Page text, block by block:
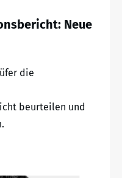
Neue
die
beurteilen und